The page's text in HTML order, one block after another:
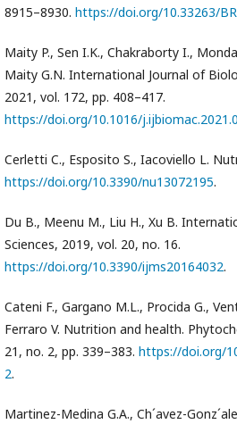
8915–8930. https://doi.org/10.33263/
Maity P., Sen I.K., Chakraborty I.,
Maity G.N. International Journal of
2021, vol. 172, pp. 408–417.
https://doi.org/10.1016/
Cerletti C., Esposito S., Iacoviello L.
https://doi.org/10.3390/nu13072195.
Du B., Meenu M., Liu H., Xu B.
Sciences, 2019, vol. 20, no. 16.
https://doi.org/10.3390/ijms20164032.
Cateni F., Gargano M.L., Procida G.,
Ferraro V. Nutrition and health.
21, no. 2, pp. 339–383. https://doi.org/
2.
Martinez-Medina G.A., Ch´avez-